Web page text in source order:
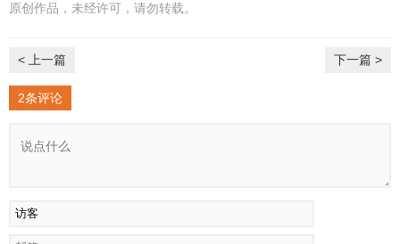
原创作品，未经许可，请勿转载。
< 上一篇 下一篇 >
2条评论